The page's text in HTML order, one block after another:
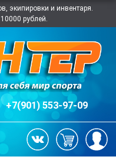
экипировки и инвентаря.
рублей.
+7(901) 553-97-09